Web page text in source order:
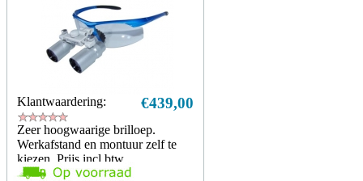
Klantwaardering: €439,00
Zeer hoogwaarige brilloep.
Werkafstand en montuur zelf te
kiezen. Prijs incl btw.
Meer info